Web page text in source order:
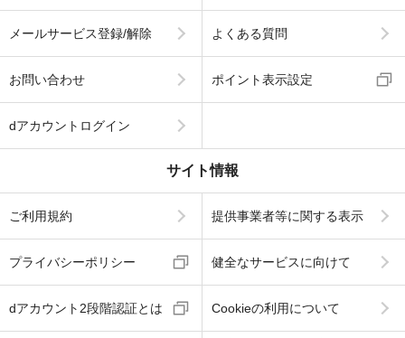
メールサービス登録/解除 よくある質問
お問い合わせ ポイント表示設定
dアカウントログイン
サイト情報
ご利用規約 提供事業者等に関する表示
プライバシーポリシー 健全なサービスに向けて
dアカウント2段階認証とは Cookieの利用について